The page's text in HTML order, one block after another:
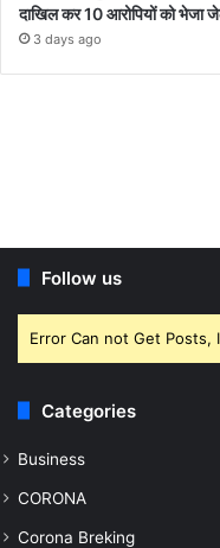
दाखिल कर 10 आरोपियों को भेजा
3 days ago
Follow us
Error Can not Get
Categories
Business
CORONA
Corona Breking